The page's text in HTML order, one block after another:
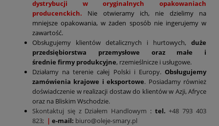
dystrybucji w oryginalnych opakowaniach
producenckich. Nie otwieramy ich, nie dzielimy na
mniejsze opakowania, w żaden sposób nie ingerujemy w
zawartość.
Obsługujemy klientów detalicznych i hurtowych, duże
przedsiębiorstwa przemysłowe oraz małe i
średnie firmy produkcyjne, rzemieślnicze i usługowe.
Działamy na terenie całej Polski i Europy. Obsługujemy
zamówienia krajowe i eksportowe. Posiadamy również
doświadczenie w realizacji dostaw do klientów w Azji, Afryce
oraz na Bliskim Wschodzie.
Skontaktuj się z Działem Handlowym : tel.+48 793 403
823; | e-mail: biuro@oleje-smary.pl